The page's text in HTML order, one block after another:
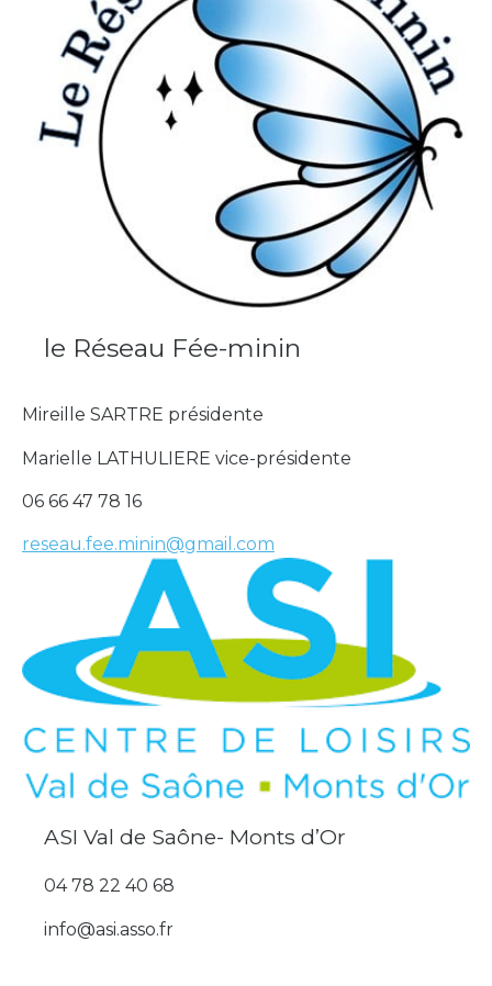
le Réseau Fée-minin
Mireille SARTRE présidente
Marielle LATHULIERE vice-présidente
06 66 47 78 16
reseau.fee.minin@gmail.com
ASI Val de Saône- Monts d’Or
04 78 22 40 68
info@asi.asso.fr